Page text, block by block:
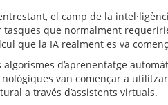
el camp de la
tasques que normalment
que la IA realment es va
algorismes d’aprenentatge
van començar a
a través d’assistents virtuals.